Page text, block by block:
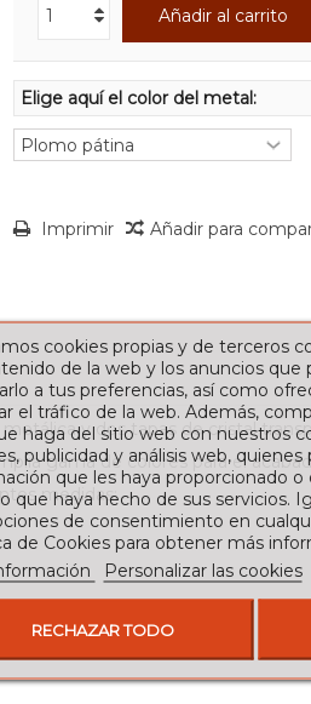
Añadir al carrito
Elige aquí el color del metal:
Imprimir Añadir para
y dos tapas de cristal
gama de colores para el
medidas:
cookies propias y de terceros
de la web y los anuncios que
a tus preferencias, así como
el tráfico de la web. Además,
haga del sitio web con nuestros
publicidad y análisis web,
que les haya proporcionado
que haya hecho de sus servicios.
de consentimiento en
de Cookies para obtener más
Personalizar las cookies
RECHAZAR TODO